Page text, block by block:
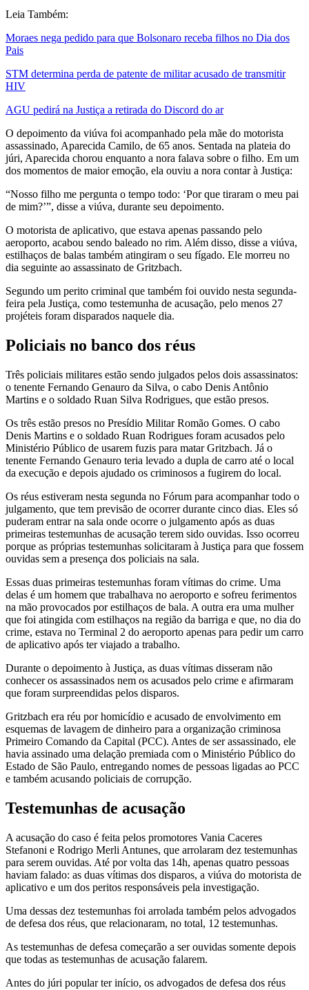
Leia Também:
Moraes nega pedido para que Bolsonaro receba filhos no Dia dos
Pais
STM determina perda de patente de militar acusado de transmitir
HIV
AGU pedirá na Justiça a retirada do Discord do ar
O depoimento da viúva foi acompanhado pela mãe do motorista
assassinado, Aparecida Camilo, de 65 anos. Sentada na plateia do
júri, Aparecida chorou enquanto a nora falava sobre o filho. Em um
dos momentos de maior emoção, ela ouviu a nora contar à Justiça:
“Nosso filho me pergunta o tempo todo: ‘Por que tiraram o meu pai
de mim?’”, disse a viúva, durante seu depoimento.
O motorista de aplicativo, que estava apenas passando pelo
aeroporto, acabou sendo baleado no rim. Além disso, disse a viúva,
estilhaços de balas também atingiram o seu fígado. Ele morreu no
dia seguinte ao assassinato de Gritzbach.
Segundo um perito criminal que também foi ouvido nesta segunda-
feira pela Justiça, como testemunha de acusação, pelo menos 27
projéteis foram disparados naquele dia.
Policiais no banco dos réus
Três policiais militares estão sendo julgados pelos dois assassinatos:
o tenente Fernando Genauro da Silva, o cabo Denis Antônio
Martins e o soldado Ruan Silva Rodrigues, que estão presos.
Os três estão presos no Presídio Militar Romão Gomes. O cabo
Denis Martins e o soldado Ruan Rodrigues foram acusados pelo
Ministério Público de usarem fuzis para matar Gritzbach. Já o
tenente Fernando Genauro teria levado a dupla de carro até o local
da execução e depois ajudado os criminosos a fugirem do local.
Os réus estiveram nesta segunda no Fórum para acompanhar todo o
julgamento, que tem previsão de ocorrer durante cinco dias. Eles só
puderam entrar na sala onde ocorre o julgamento após as duas
primeiras testemunhas de acusação terem sido ouvidas. Isso ocorreu
porque as próprias testemunhas solicitaram à Justiça para que fossem
ouvidas sem a presença dos policiais na sala.
Essas duas primeiras testemunhas foram vítimas do crime. Uma
delas é um homem que trabalhava no aeroporto e sofreu ferimentos
na mão provocados por estilhaços de bala. A outra era uma mulher
que foi atingida com estilhaços na região da barriga e que, no dia do
crime, estava no Terminal 2 do aeroporto apenas para pedir um carro
de aplicativo após ter viajado a trabalho.
Durante o depoimento à Justiça, as duas vítimas disseram não
conhecer os assassinados nem os acusados pelo crime e afirmaram
que foram surpreendidas pelos disparos.
Gritzbach era réu por homicídio e acusado de envolvimento em
esquemas de lavagem de dinheiro para a organização criminosa
Primeiro Comando da Capital (PCC). Antes de ser assassinado, ele
havia assinado uma delação premiada com o Ministério Público do
Estado de São Paulo, entregando nomes de pessoas ligadas ao PCC
e também acusando policiais de corrupção.
Testemunhas de acusação
A acusação do caso é feita pelos promotores Vania Caceres
Stefanoni e Rodrigo Merli Antunes, que arrolaram dez testemunhas
para serem ouvidas. Até por volta das 14h, apenas quatro pessoas
haviam falado: as duas vítimas dos disparos, a viúva do motorista de
aplicativo e um dos peritos responsáveis pela investigação.
Uma dessas dez testemunhas foi arrolada também pelos advogados
de defesa dos réus, que relacionaram, no total, 12 testemunhas.
As testemunhas de defesa começarão a ser ouvidas somente depois
que todas as testemunhas de acusação falarem.
Antes do júri popular ter início, os advogados de defesa dos réus